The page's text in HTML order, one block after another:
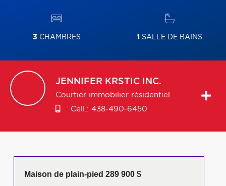
3 CHAMBRES 1 SALLE DE BAINS
JENNIFER KRSTIC INC.
Courtier immobilier résidentiel
Cell.: 438-490-6450
Maison de plain-pied 289 900 $